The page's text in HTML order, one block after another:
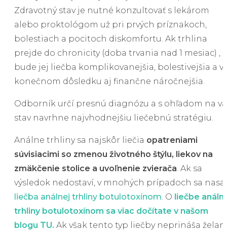
Zdravotný stav je nutné konzultovať s lekárom
alebo proktológom už pri prvých príznakoch,
bolestiach a pocitoch diskomfortu. Ak trhlina
prejde do chronicity (doba trvania nad 1 mesiac) ,
bude jej liečba komplikovanejšia, bolestivejšia a v
konečnom dôsledku aj finančne náročnejšia.
Odborník určí presnú diagnózu a s ohľadom na
stav navrhne najvhodnejšiu liečebnú stratégiu.
Análne trhliny sa najskôr liečia opatreniami
súvisiacimi so zmenou životného štýlu, liekov na
zmäkčenie stolice a uvoľnenie zvierača. Ak sa
výsledok nedostaví, v mnohých prípadoch sa
liečba análnej trhliny botulotoxínom. O liečbe
trhliny botulotoxínom sa viac dočítate v našom
blogu TU. Ak však tento typ liečby neprináša